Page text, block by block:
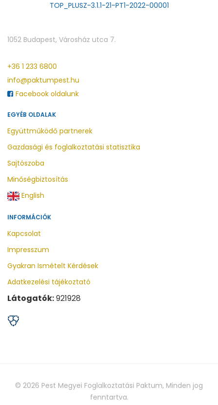
TOP_PLUSZ-3.1.1-21-PT1-2022-00001
1052 Budapest, Városház utca 7.
+36 1 233 6800
info@paktumpest.hu
Facebook oldalunk
EGYÉB OLDALAK
Együttműködő partnerek
Gazdasági és foglalkoztatási statisztika
Sajtószoba
Minőségbiztosítás
English
INFORMÁCIÓK
Kapcsolat
Impresszum
Gyakran Ismételt Kérdések
Adatkezelési tájékoztató
Látogatók:921928
© 2026 Pest Megyei Foglalkoztatási Paktum, Minden jog
fenntartva.